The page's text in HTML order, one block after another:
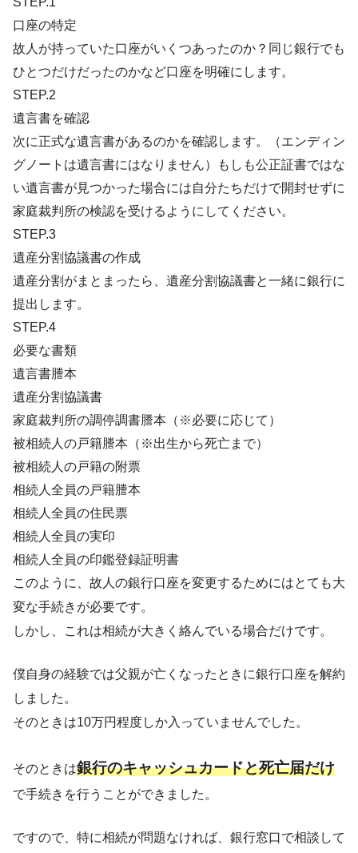
口座の特定
故人が持っていた口座がいくつあったのか？同じ銀行でも
ひとつだけだったのかなど口座を明確にします。
STEP.2
遺言書を確認
次に正式な遺言書があるのかを確認します。（エンディン
グノートは遺言書にはなりません）もしも公正証書ではな
い遺言書が見つかった場合には自分たちだけで開封せずに
家庭裁判所の検認を受けるようにしてください。
STEP.3
遺産分割協議書の作成
遺産分割がまとまったら、遺産分割協議書と一緒に銀行に
提出します。
STEP.4
必要な書類
遺言書謄本
遺産分割協議書
家庭裁判所の調停調書謄本（※必要に応じて）
被相続人の戸籍謄本（※出生から死亡まで）
被相続人の戸籍の附票
相続人全員の戸籍謄本
相続人全員の住民票
相続人全員の実印
相続人全員の印鑑登録証明書
このように、故人の銀行口座を変更するためにはとても大
変な手続きが必要です。
しかし、これは相続が大きく絡んでいる場合だけです。
僕自身の経験では父親が亡くなったときに銀行口座を解約
しました。
そのときは10万円程度しか入っていませんでした。
そのときは銀行のキャッシュカードと死亡届だけ
で手続きを行うことができました。
ですので、特に相続が問題なければ、銀行窓口で相談して